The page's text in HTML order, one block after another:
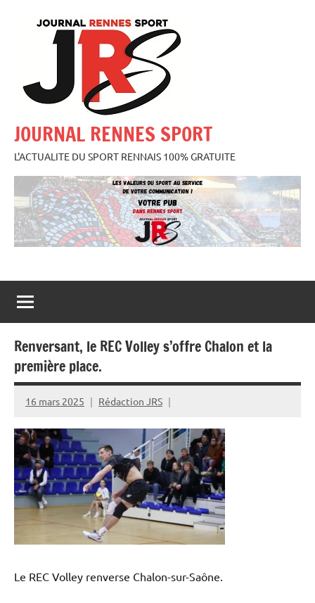
JOURNAL RENNES SPORT
L'ACTUALITE DU SPORT RENNAIS 100% GRATUITE
Renversant, le REC Volley s’offre Chalon et la
première place.
16 mars 2025 Rédaction JRS
Le REC Volley renverse Chalon-sur-Saône.